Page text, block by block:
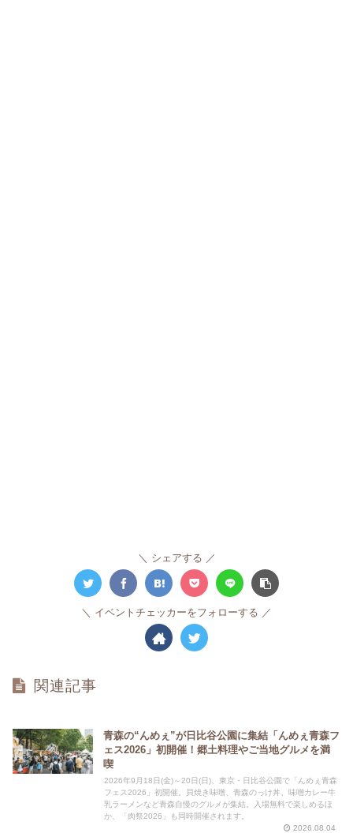
シェアする
イベントチェッカーをフォローする
関連記事
青森の“んめぇ”が日比谷公園に集結「んめぇ青森フ
ェス2026」初開催！郷土料理やご当地グルメを満
喫
2026年9月18日(金)～20日(日)、東京・日比谷公園で「んめぇ青森
フェス2026」初開催。貝焼き味噌、青森のっけ丼、味噌カレー牛
乳ラーメンなど青森自慢のグルメが集結。入場無料で楽しめるほ
か、「肉祭2026」も同時開催されます。
2026.08.04